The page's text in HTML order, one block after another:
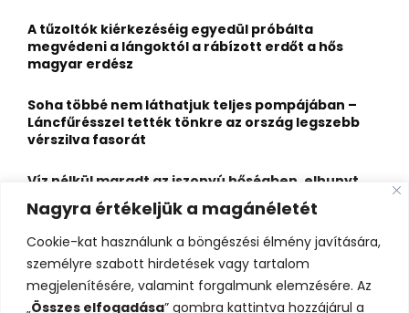
Nagyra értékeljük a magánéletét
Cookie-kat használunk a böngészési élmény javítására,
személyre szabott hirdetések vagy tartalom
megjelenítésére, valamint forgalmunk elemzésére. Az
„Összes elfogadása” gombra kattintva hozzájárul a
A tűzoltók kiérkezéséig egyedül próbálta
megvédeni a lángoktól a rábízott erdőt a hős
magyar erdész
Soha többé nem láthatjuk teljes pompájában –
Láncfűrésszel tették tönkre az ország legszebb
vérszilva fasorát
Víz nélkül maradt az iszonyú hőségben, elhunyt
egy kiránduló a legnépszerűbb horvát
hegységben
Felbecsülhetetlen értékű honfoglaláskori
leletegyüttes került elő Pest megyében – videóval